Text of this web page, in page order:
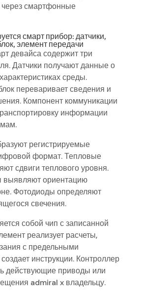
через смартфонные
смарт прибор: датчики,
элемент передачи
девайса содержит три
Датчики получают данные о
среды.
переваривает сведения и
Компонент коммуникации
информации
регистрируемые
формат. Тепловые
сдвиги теплового уровня.
выявляют ориентацию
Фотодиоды определяют
свечения.
собой чип с записанной
реализует расчеты,
с предельными
инструкции. Контроллер
действующие приводы или
admiral x владельцу.